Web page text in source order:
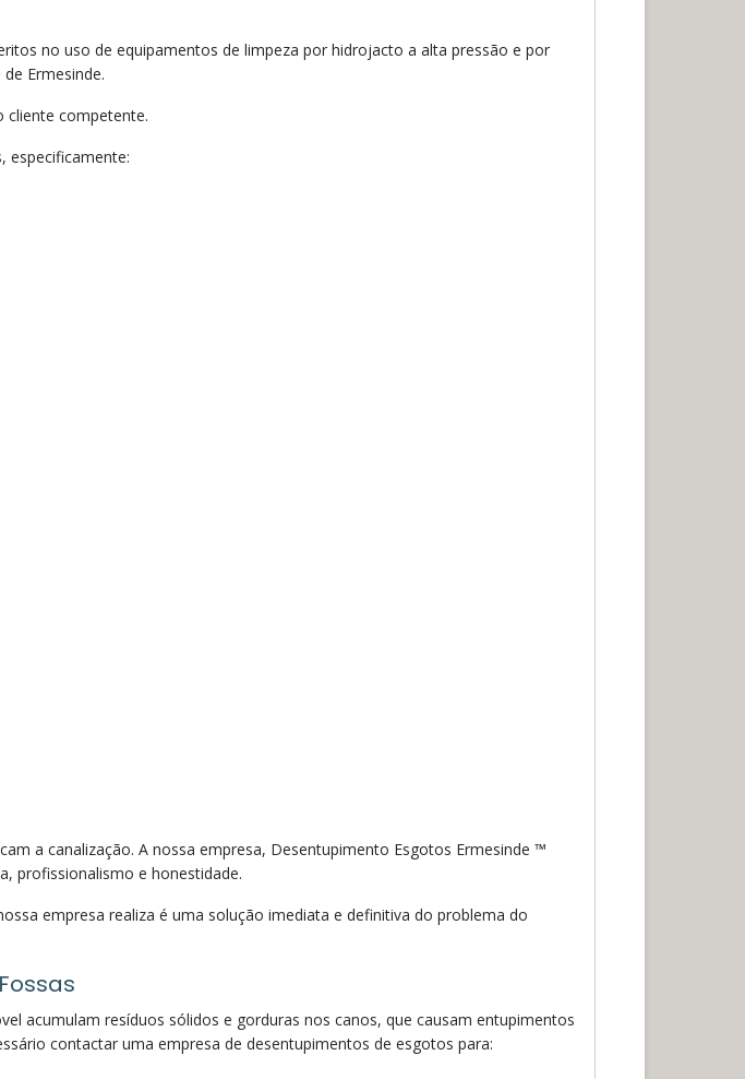
no uso de equipamentos de limpeza por hidrojacto a alta pressão e por
Ermesinde.
cliente competente.
especificamente:
a canalização. A nossa empresa, Desentupimento Esgotos Ermesinde ™
profissionalismo e honestidade.
empresa realiza é uma solução imediata e definitiva do problema do
acumulam resíduos sólidos e gorduras nos canos, que causam entupimentos
contactar uma empresa de desentupimentos de esgotos para: